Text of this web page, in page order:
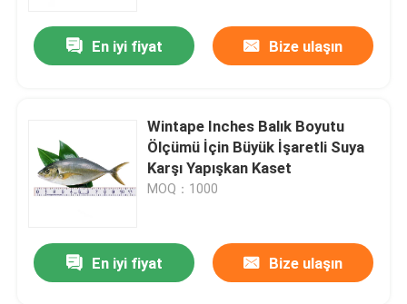
En iyi fiyat Bize ulaşın
Wintape Inches Balık Boyutu
Ölçümü İçin Büyük İşaretli Suya
Karşı Yapışkan Kaset
MOQ：1000
En iyi fiyat Bize ulaşın